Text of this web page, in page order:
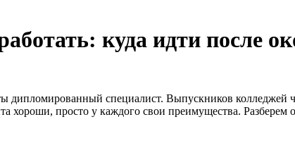
куда идти после
дипломированный специалист. Выпускников колледжей
хороши, просто у каждого свои преимущества. Разберем